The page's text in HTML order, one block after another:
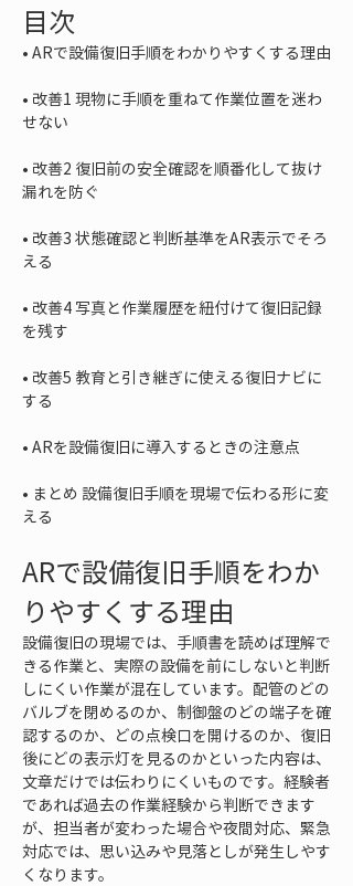
目次
•
• 改善1 現物に手順を重ねて作業位置を迷わ
• 改善2 復旧前の安全確認を順番化して抜け
• 改善3 状態確認と判断基準をAR表示でそろ
• 改善4 写真と作業履歴を紐付けて復旧記録
• 改善5 教育と引き継ぎに使える復旧ナビに
•
• まとめ 設備復旧手順を現場で伝わる形に変
える
ARで設備復旧手順をわか
りやすくする理由
設備復旧の現場では、手順書を読めば理解で
きる作業と、実際の設備を前にしないと判断
しにくい作業が混在しています。配管のどの
バルブを閉めるのか、制御盤のどの端子を確
認するのか、どの点検口を開けるのか、復旧
後にどの表示灯を見るのかといった内容は、
文章だけでは伝わりにくいものです。経験者
であれば過去の作業経験から判断できます
が、担当者が変わった場合や夜間対応、緊急
対応では、思い込みや見落としが発生しやす
くなります。